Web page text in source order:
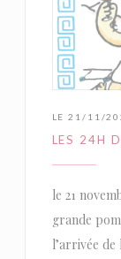
LE 21/11/
LES 24H
le 21
grande
l’arrivée